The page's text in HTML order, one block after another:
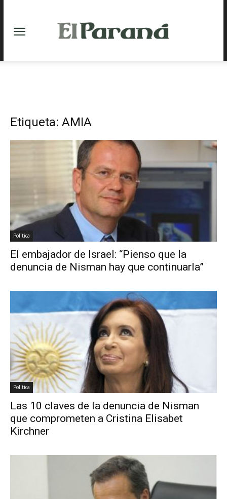
Etiqueta: AMIA
Politica
El embajador de Israel: “Pienso que la
denuncia de Nisman hay que continuarla”
Politica
Las 10 claves de la denuncia de Nisman
que comprometen a Cristina Elisabet
Kirchner